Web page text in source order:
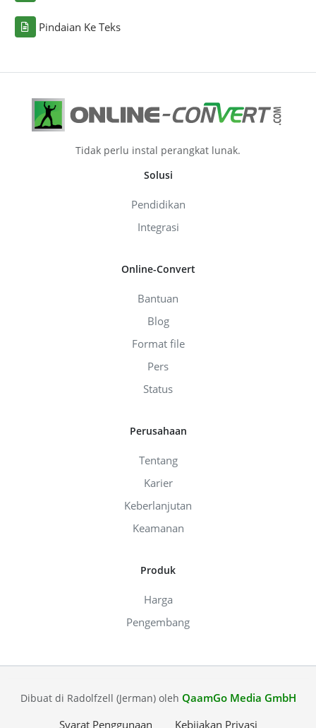
Pindaian Ke Teks
Tidak perlu instal perangkat lunak.
Solusi
Pendidikan
Integrasi
Online-Convert
Bantuan
Blog
Format file
Pers
Status
Perusahaan
Tentang
Karier
Keberlanjutan
Keamanan
Produk
Harga
Pengembang
Dibuat di Radolfzell (Jerman) oleh QaamGo Media GmbH
Syarat Penggunaan
Kebijakan Privasi